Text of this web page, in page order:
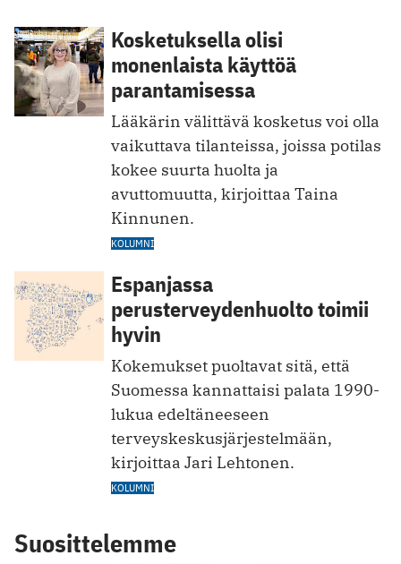
Kosketuksella olisi
monenlaista käyttöä
parantamisessa
Lääkärin välittävä kosketus voi olla
vaikuttava tilanteissa, joissa potilas
kokee suurta huolta ja
avuttomuutta, kirjoittaa Taina
Kinnunen.
KOLUMNI
Espanjassa
perusterveydenhuolto toimii
hyvin
Kokemukset puoltavat sitä, että
Suomessa kannattaisi palata 1990-
lukua edeltäneeseen
terveyskeskusjärjestelmään,
kirjoittaa Jari Lehtonen.
KOLUMNI
Suosittelemme